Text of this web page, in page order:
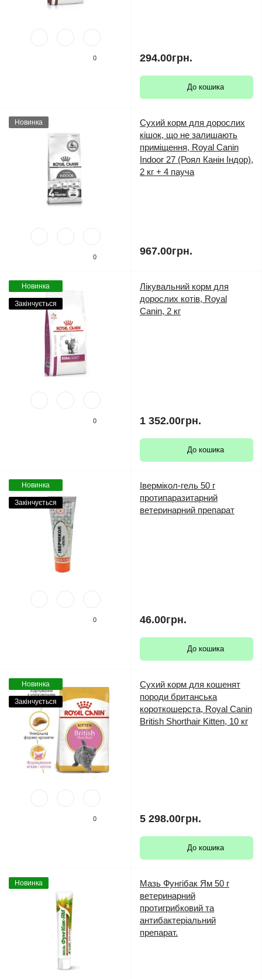
0 294.00грн.
До кошика
Новинка
0
Сухий корм для дорослих
кішок, що не залишають
приміщення, Royal Canin
Indoor 27 (Роял Канін Індор),
2 кг + 4 пауча
967.00грн.
Новинка
Закінчується
0
Лікувальний корм для
дорослих котів, Royal
Canin, 2 кг
1 352.00грн.
До кошика
Новинка
Закінчується
0
Івермікол-гель 50 г
протипаразитарний
ветеринарний препарат
46.00грн.
До кошика
Новинка
Закінчується
0
Сухий корм для кошенят
породи британська
короткошерста, Royal Canin
British Shorthair Kitten, 10 кг
5 298.00грн.
До кошика
Новинка
Мазь Фунгібак Ям 50 г
ветеринарний
протигрибковий та
антибактеріальний
препарат.